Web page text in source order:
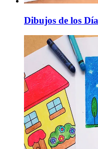
Dibujos de los